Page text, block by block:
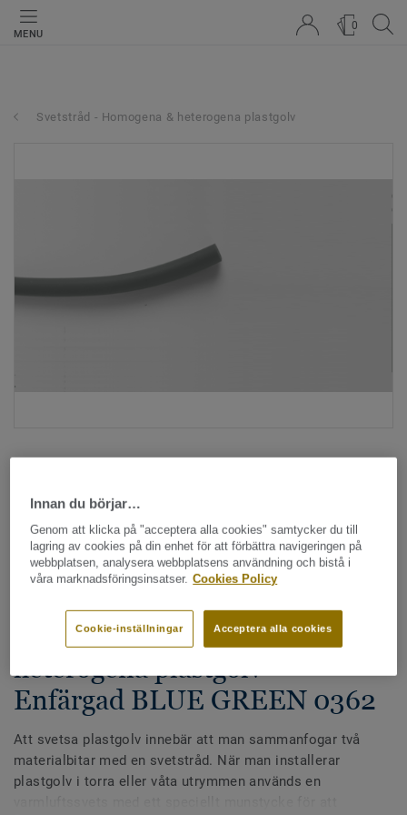
MENU
0
Svetstråd - Homogena & heterogena plastgolv
Hela kollektionen - LRV och NCS (1355)
Alla tillbehör|Svetstråd
Svetstråd - Homogena &
heterogena plastgolv -
Enfärgad BLUE GREEN 0362
Att svetsa plastgolv innebär att man sammanfogar två
materialbitar med en svetstråd. När man installerar
plastgolv i torra eller våta utrymmen används en
Innan du börjar…
Genom att klicka på "acceptera alla cookies" samtycker du till
lagring av cookies på din enhet för att förbättra navigeringen på
webbplatsen, analysera webbplatsens användning och bistå i
våra marknadsföringsinsatser. Cookies Policy
Acceptera alla cookies
Cookie-inställningar